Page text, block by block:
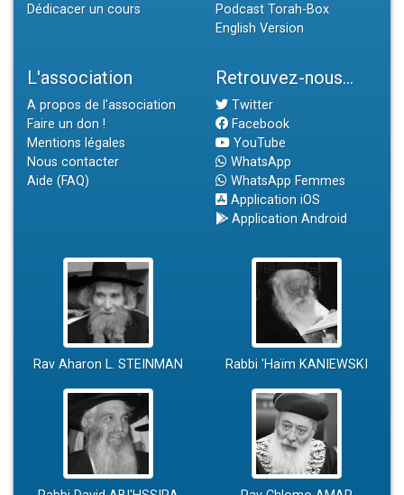
Dédicacer un cours
Podcast Torah-Box
English Version
L'association
A propos de l'association
Faire un don !
Mentions légales
Nous contacter
Aide (FAQ)
Retrouvez-nous...
Twitter
Facebook
YouTube
WhatsApp
WhatsApp Femmes
Application iOS
Application Android
Rav Aharon L. STEINMAN Rabbi 'Haïm KANIEWSKI